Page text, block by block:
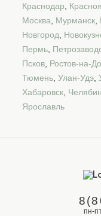
Краснодар
Москва
Мурманск
Новгород
Пермь
Псков Ростов-на-
Тюмень Улан-Удэ
Хабаровск
Ярославль
пн-